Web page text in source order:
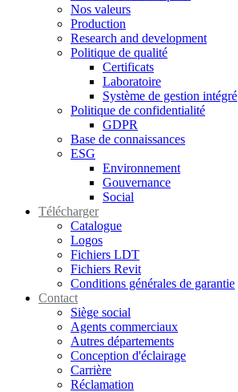
Nos valeurs
Production
Research and development
Politique de qualité
Certificats
Laboratoire
Système de gestion intégré
Politique de confidentialité
GDPR
Base de connaissances
ESG
Environnement
Gouvernance
Social
Télécharger
Catalogue
Logos
Fichiers LDT
Fichiers Revit
Conditions générales de garantie
Contact
Siège social
Agents commerciaux
Autres départements
Conception d'éclairage
Carrière
Réclamation